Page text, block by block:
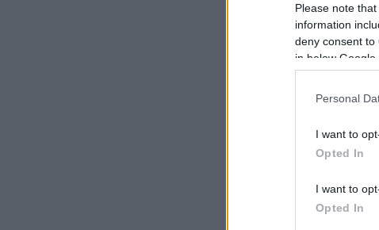
Please note
information
deny consent to
in below Google
Personal
I want to
Opted In
I want to
Opted In